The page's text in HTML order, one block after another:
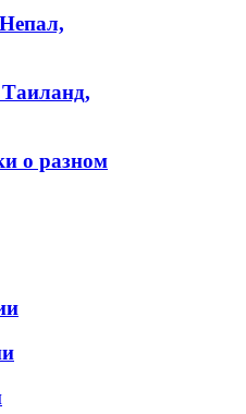
о разном